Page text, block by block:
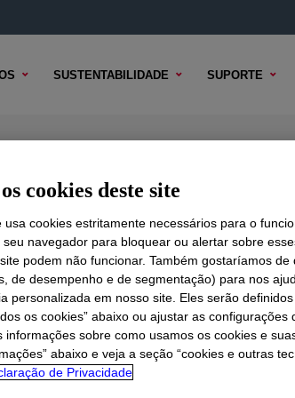
SUSTENTABILIDADE SUPORTE
Conductive Compound
TÉCNICO OPÇÕES DE AMOSTRA OPÇÕES
cookies deste site
usa cookies estritamente necessários para o
navegador para bloquear ou alertar sobre
podem não funcionar. Também gostaríamos de
de desempenho e de segmentação) para nos
personalizada em nosso site. Eles serão
os cookies” abaixo ou ajustar as
informações sobre como usamos os cookies e
abaixo e veja a seção “cookies e outras
de Privacidade